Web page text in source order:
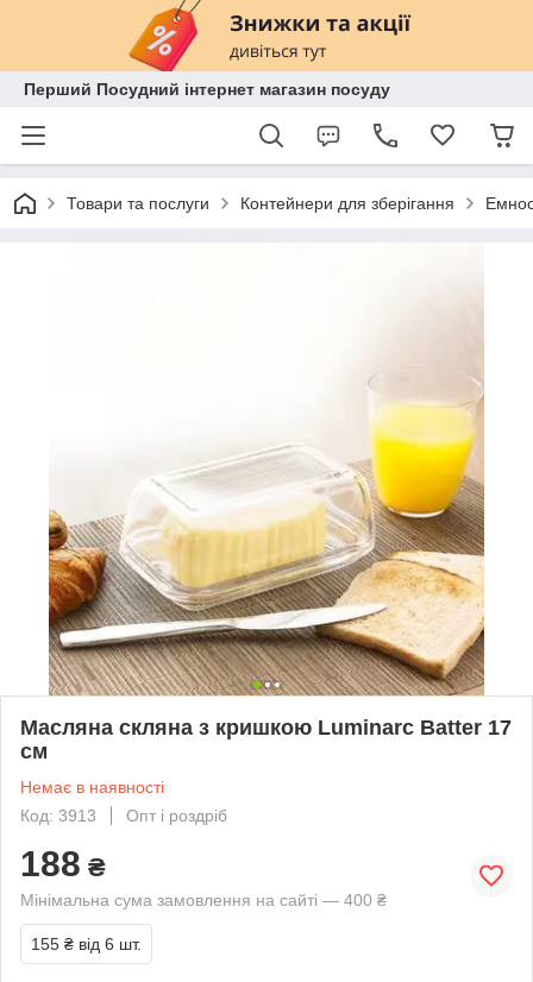
Перший Посудний інтернет магазин посуду
Товари та послуги Контейнери для зберігання
Масляна скляна з кришкою Luminarc Batter 17
см
Немає в наявності
Код: 3913
Опт і роздріб
188 ₴
Мінімальна сума замовлення на сайті — 400 ₴
155 ₴ від 6 шт.